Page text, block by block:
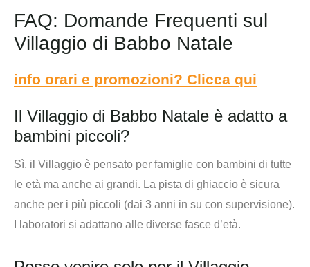
FAQ: Domande Frequenti sul
Villaggio di Babbo Natale
info orari e promozioni? Clicca qui
Il Villaggio di Babbo Natale è adatto a
bambini piccoli?
Sì, il Villaggio è pensato per famiglie con bambini di tutte
le età ma anche ai grandi. La pista di ghiaccio è sicura
anche per i più piccoli (dai 3 anni in su con supervisione).
I laboratori si adattano alle diverse fasce d’età.